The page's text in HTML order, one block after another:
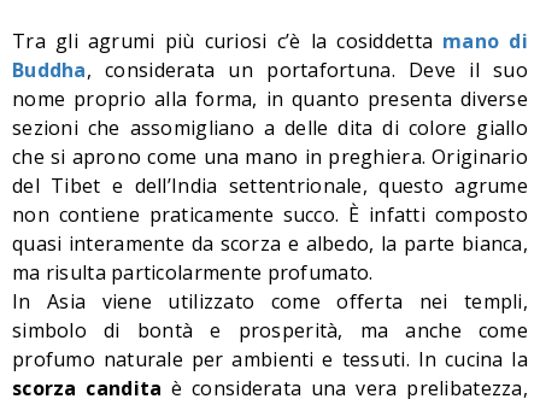
Tra gli agrumi più curiosi c’è la cosiddetta mano di
Buddha, considerata un portafortuna. Deve il suo
nome proprio alla forma, in quanto presenta diverse
sezioni che assomigliano a delle dita di colore giallo
che si aprono come una mano in preghiera. Originario
del Tibet e dell’India settentrionale, questo agrume
non contiene praticamente succo. È infatti composto
quasi interamente da scorza e albedo, la parte bianca,
ma risulta particolarmente profumato.
In Asia viene utilizzato come offerta nei templi,
simbolo di bontà e prosperità, ma anche come
profumo naturale per ambienti e tessuti. In cucina la
scorza candita è considerata una vera prelibatezza,